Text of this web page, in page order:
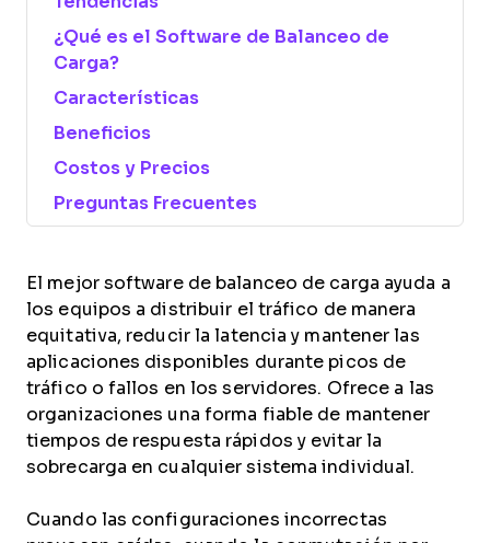
¿Qué es el Software de Balanceo de
Carga?
Características
Beneficios
Costos y Precios
Preguntas Frecuentes
El mejor software de balanceo de carga ayuda a
los equipos a distribuir el tráfico de manera
equitativa, reducir la latencia y mantener las
aplicaciones disponibles durante picos de
tráfico o fallos en los servidores. Ofrece a las
organizaciones una forma fiable de mantener
tiempos de respuesta rápidos y evitar la
sobrecarga en cualquier sistema individual.
Cuando las configuraciones incorrectas